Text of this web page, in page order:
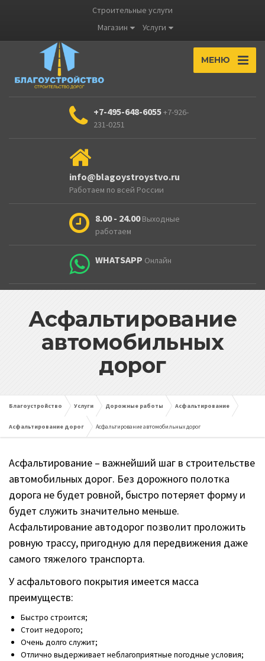
Строительные услуги
Магазин
Услуги
МЕНЮ
+7-495-648-6055+7-926-
231-0251
info@blagoystroystvo.ru
Работаем по всей России
8.00 - 24.00 Выходные
работаем
WHATSAPP Онлайн
Асфальтирование
автомобильных
дорог
Благоустройство Услуги Дорожные работы Асфальтирование
Асфальтирование дорог Асфальтирование автомобильных дорог
Асфальтирование – важнейший шаг в строительстве
автомобильных дорог. Без дорожного полотка
дорога не будет ровной, быстро потеряет форму и
будет служить значительно меньше.
Асфальтирование автодорог позволит проложить
ровную трассу, пригодную для передвижения даже
самого тяжелого транспорта.
У асфальтового покрытия имеется масса
преимуществ:
Быстро строится;
Стоит недорого;
Очень долго служит;
Отлично выдерживает неблагоприятные погодные условия;